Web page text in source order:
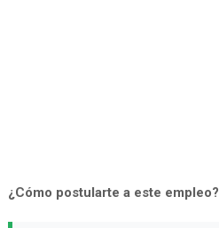
¿Cómo postularte a este empleo?